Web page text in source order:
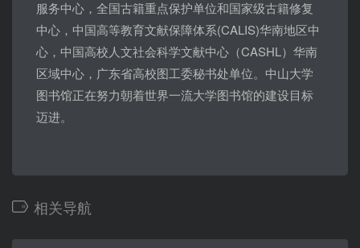
服务中心，全国古籍重点保护单位和国家级古籍修复
中心，中国高等教育文献保障体系(CALIS)华南地区中
心，中国高校人文社会科学文献中心（CASHL）华南
区域中心，广东省高校图工委秘书处单位。中山大学
图书馆正在努力朝着世界一流大学图书馆的建设目标
迈进。
相关导航